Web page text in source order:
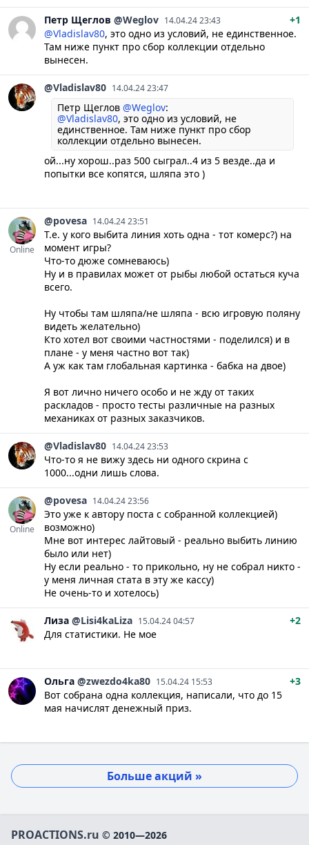
Петр Щеглов @Weglov 14.04.24 23:43
+1
@Vladislav80, это одно из условий, не единственное.
Там ниже пункт про сбор коллекции отдельно
вынесен.
@Vladislav80 14.04.24 23:47
Петр Щеглов @Weglov:
@Vladislav80, это одно из условий, не
единственное. Там ниже пункт про сбор
коллекции отдельно вынесен.
ой...ну хорош..раз 500 сыграл..4 из 5 везде..да и
попытки все копятся, шляпа это )
Online
@povesa 14.04.24 23:51
Т.е. у кого выбита линия хоть одна - тот комерс?) на
момент игры?
Что-то дюже сомневаюсь)
Ну и в правилах может от рыбы любой остаться куча
всего.
Ну чтобы там шляпа/не шляпа - всю игровую поляну
видеть желательно)
Кто хотел вот своими частностями - поделился) и в
плане - у меня частно вот так)
А уж как там глобальная картинка - бабка на двое)
Я вот лично ничего особо и не жду от таких
раскладов - просто тесты различные на разных
механиках от разных заказчиков.
@Vladislav80 14.04.24 23:53
Что-то я не вижу здесь ни одного скрина с
1000...одни лишь слова.
Online
@povesa 14.04.24 23:56
Это уже к автору поста с собранной коллекцией)
возможно)
Мне вот интерес лайтовый - реально выбить линию
было или нет)
Ну если реально - то прикольно, ну не собрал никто -
у меня личная стата в эту же кассу)
Не очень-то и хотелось)
Лиза @Lisi4kaLiza 15.04.24 04:57
+2
Для статистики. Не мое
Ольга @zwezdo4ka80 15.04.24 15:53
+3
Вот собрана одна коллекция, написали, что до 15
мая начислят денежный приз.
Больше акций »
PROACTIONS.ru © 2010—2026